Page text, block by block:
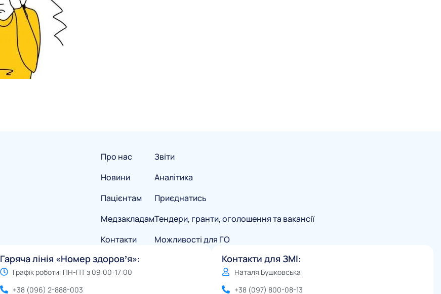
Про нас
Новини
Пацієнтам
Медзакладам
Контакти
Звіти
Аналітика
Приєднатись
Тендери, гранти, оголошення та вакансії
Можливості для ГО
Гаряча лінія «Номер здоровʼя»:
Графік роботи: ПН-ПТ з 09:00-17:00
+38 (096) 2-888-003
Контакти для ЗМІ:
Наталя Бушковська
+38 (097) 800-08-13